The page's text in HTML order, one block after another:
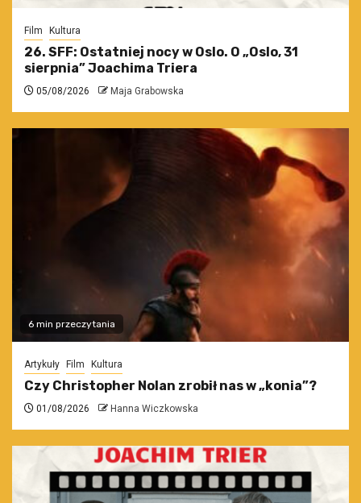
Film Kultura
26. SFF: Ostatniej nocy w Oslo. O „Oslo, 31
sierpnia” Joachima Triera
05/08/2026 Maja Grabowska
6 min przeczytania
Artykuły Film Kultura
Czy Christopher Nolan zrobił nas w „konia”?
01/08/2026 Hanna Wiczkowska